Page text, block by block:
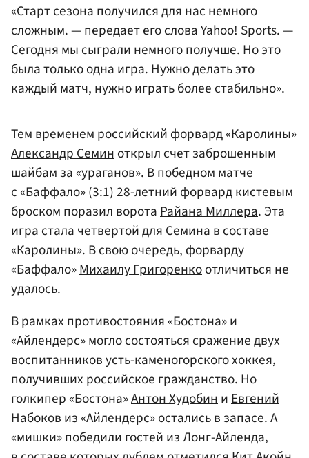
«Старт сезона получился для нас немного
сложным. — передает его слова Yahoo! Sports. —
Сегодня мы сыграли немного получше. Но это
была только одна игра. Нужно делать это
каждый матч, нужно играть более стабильно».
Тем временем российский форвард «Каролины»
Александр Семиноткрыл счет заброшенным
шайбам за «ураганов». В победном матче
с «Баффало» (3:1) 28-летний форвард кистевым
броском поразил воротаРайана Миллера. Эта
игра стала четвертой для Семина в составе
«Каролины». В свою очередь, форварду
«Баффало»Михаилу Григоренкоотличиться не
удалось.
В рамках противостояния «Бостона» и
«Айлендерс» могло состояться сражение двух
воспитанников усть-каменогорского хоккея,
получивших российское гражданство. Но
голкипер «Бостона»Антон ХудобиниЕвгений
Набоковиз «Айлендерс» остались в запасе. А
«мишки» победили гостей из Лонг-Айленда,